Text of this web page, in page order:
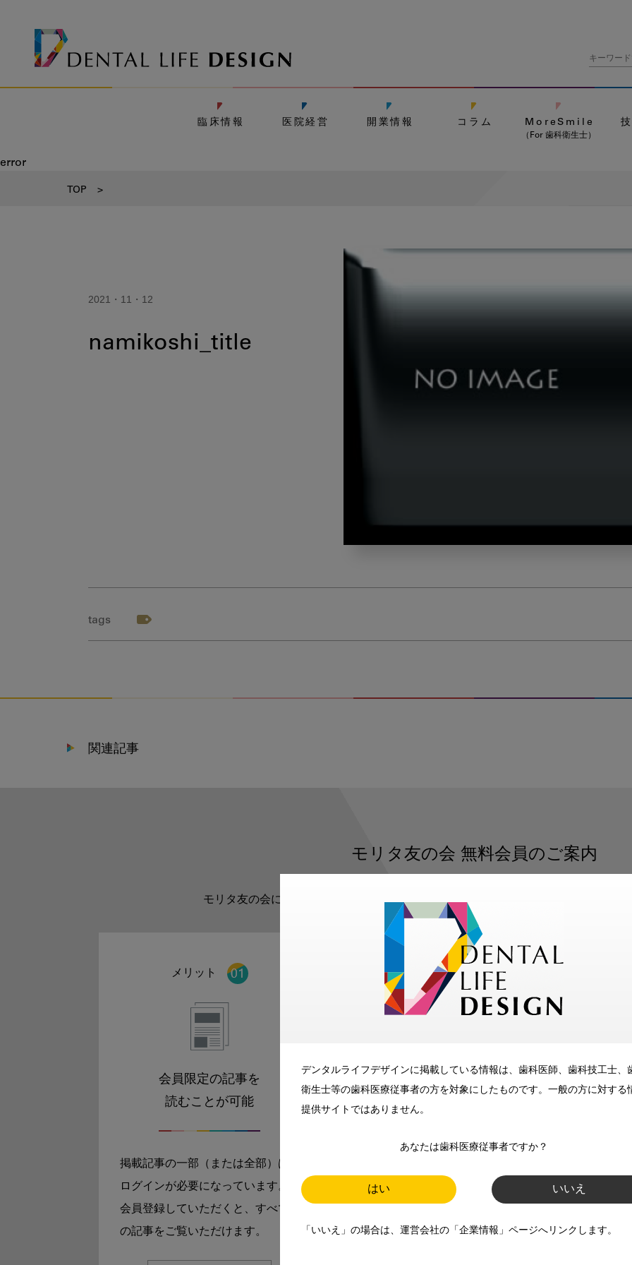
デンタルライフデザインに掲載している情報は、歯科医師、歯科技工士、
衛生士等の歯科医療従事者の方を対象にしたものです。一般の方に対する
提供サイトではありません。
あなたは歯科医療従事者ですか？
はい いいえ
「いいえ」の場合は、運営会社の「企業情報」ページへリンクします。
臨床情報 医院経営 開業情報 コラム MoreSmile
（For 歯科衛生士）
error
TOP >
2021・11・12
namikoshi_title
tags
関連記事
モリタ友の会 無料会員のご案内
モリタ友の会に登録いただくと、デンタルライフデザインをもっと便利にご利用い
メリット
会員限定の記事を
読むことが可能
掲載記事の一部（または全部）は
ログインが必要になっています。
会員登録していただくと、すべて
の記事をご覧いただけます。
メリット
メールマガジンでお届け
師、歯科衛生士、歯科技工士）に
お届けします。